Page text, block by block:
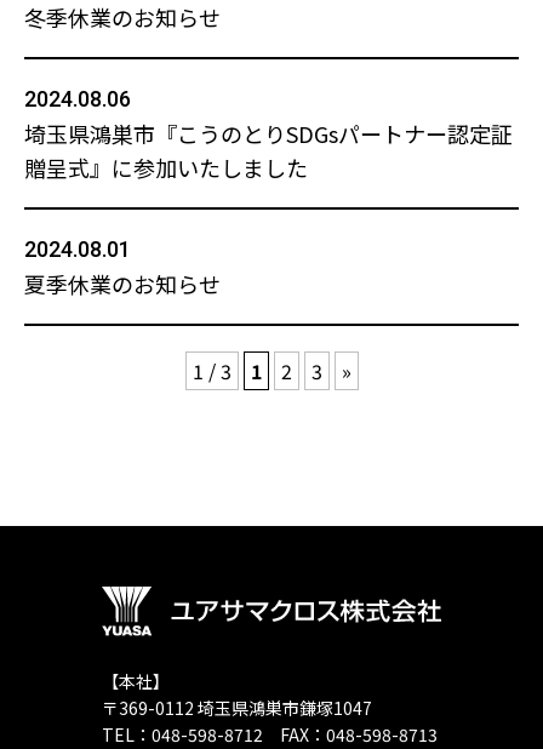
冬季休業のお知らせ
2024.08.06
埼玉県鴻巣市『こうのとりSDGsパートナー認定証
贈呈式』に参加いたしました
2024.08.01
夏季休業のお知らせ
1 / 3 1 2 3 »
【本社】
〒369-0112 埼玉県鴻巣市鎌塚1047
TEL：048-598-8712 FAX：048-598-8713